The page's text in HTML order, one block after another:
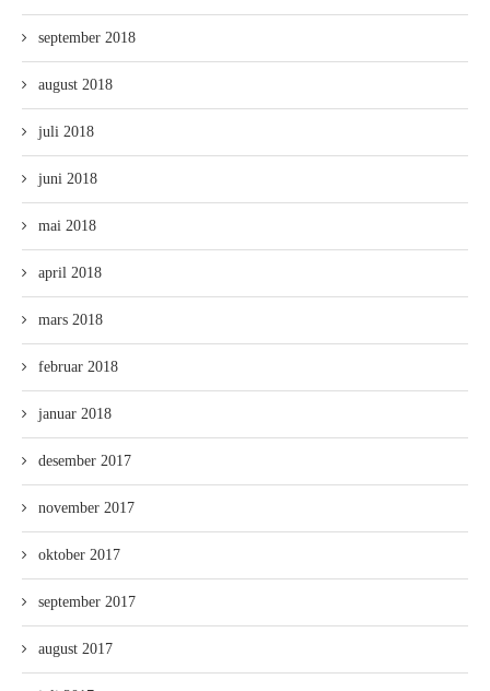
september 2018
august 2018
juli 2018
juni 2018
mai 2018
april 2018
mars 2018
februar 2018
januar 2018
desember 2017
november 2017
oktober 2017
september 2017
august 2017